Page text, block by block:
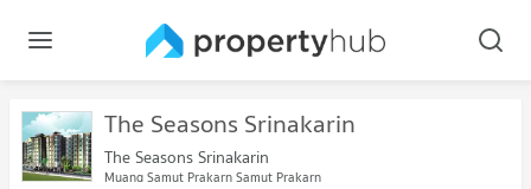
The Seasons Srinakarin
The Seasons Srinakarin
Muang Samut Prakarn Samut Prakarn